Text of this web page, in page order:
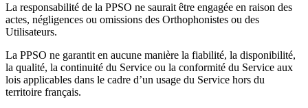
La responsabilité de la PPSO ne saurait être engagée en raison des
actes, négligences ou omissions des Orthophonistes ou des
Utilisateurs.
La PPSO ne garantit en aucune manière la fiabilité, la disponibilité,
la qualité, la continuité du Service ou la conformité du Service aux
lois applicables dans le cadre d’un usage du Service hors du
territoire français.